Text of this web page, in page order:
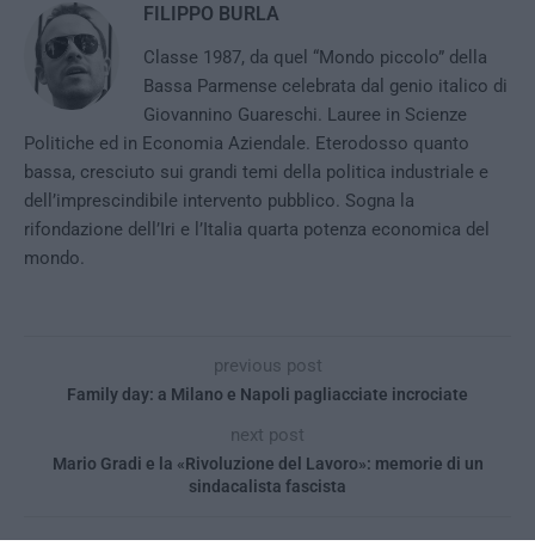
FILIPPO BURLA
Classe 1987, da quel “Mondo piccolo” della
Bassa Parmense celebrata dal genio italico di
Giovannino Guareschi. Lauree in Scienze
Politiche ed in Economia Aziendale. Eterodosso quanto
bassa, cresciuto sui grandi temi della politica industriale e
dell’imprescindibile intervento pubblico. Sogna la
rifondazione dell’Iri e l’Italia quarta potenza economica del
mondo.
previous post
Family day: a Milano e Napoli pagliacciate incrociate
next post
Mario Gradi e la «Rivoluzione del Lavoro»: memorie di un
sindacalista fascista